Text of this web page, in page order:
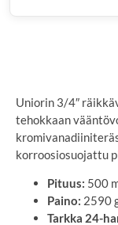
Uniorin 3/4″
tehokkaan
korroosiosuojattu
Pituus: 500
Paino: 2590
Tarkka 24-